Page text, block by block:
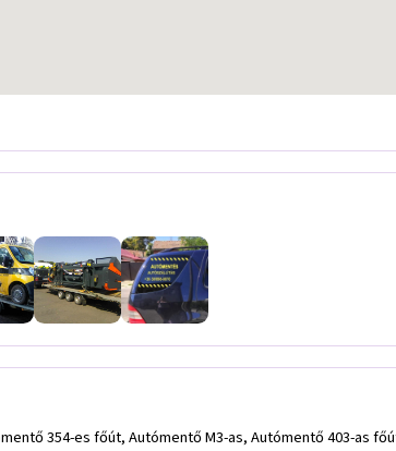
és tehergépkocsi mentése-szállítása, Szabolcs megyei lemerült személygépkocsi mentése, Szabolcs megyei személygépkocsi szállítása, Szabolcs megyei sérült személygépkocsi szállítása, Szabolcs megyei motor szállítása, Szabolcs megyei motor mentése, Szabolcs megyei autómentő, Szabolcs megyei autómentés non-stop, Szabolcs megyei autómentés 0-24 órában, Szabolcs megyei gépkocsi mentés, Szabolcs megyei építőipari kisgép szállítás, autómentés Szabolcs megyében expressz kiszállással, szabolcsi autómentés, szabolcsi személy- és tehergépkocsi mentése-szállítása, szabolcsi lemerült személygépkocsi mentése, szabolcsi személygépkocsi szállítása, szabolcsi sérült személygépkocsi szállítása, szabolcsi motor szállítása, szabolcsi motor mentése, szabolcsi autómentő, szabolcsi autómentés non-stop, szabolcsi autómentés 0-24 órában, szabolcsi gépkocsi mentés, szabolcsi építőipari kisgép szállítás, műszaki hibás autómentés Szabolcs vármegyében, balesetben sérült autómentés Szabolcs vármegyében, árokban vagy nehezen megközelíthető helyen levő autómentés Szabolcs vármegyében, sárban, homokban elragadt autómentés Szabolcs vármegyében, garázsban, udvarban nem induló jármű beindítása Szabolcs vármegyében, targonca mentés Szabolcs vármegyében, traktor mentés Szabolcs vármegyében, mezőgazdasági gép mentés Szabolcs vármegyében, krumpli kombájn mentés Szabolcs vármegyében, ekék mentése Szabolcs vármegyében, boronák mentése Szabolcs vármegyében, úthenger mentés Szabolcs vármegyében, beton pumpa mentés Szabolcs vármegyében, emelőgép mentés Szabolcs vármegyében, rakodó gép mentés Szabolcs vármegyében, építőipari gép mentés Szabolcs vármegyében, gépek szállítása 2,6 tonnáig Szabolcs vármegyében, műszaki hibás autómentés Újfehértó, balesetben sérült autómentés Újfehértó, árokban vagy nehezen megközelíthető helyen levő autómentés Újfehértó, sárban, homokban elragadt autómentés Újfehértó, garázsban, udvarban nem induló jármű beindítása Újfehértó, targonca mentés Újfehértó, traktor mentés Újfehértó, mezőgazdasági gép mentés Újfehértó, krumpli kombájn mentés Újfehértó, ekék mentése Újfehértó, boronák mentése Újfehértó, úthenger mentés Újfehértó, beton pumpa mentés Újfehértó, emelőgép mentés Újfehértó, rakodó gép mentés Újfehértó, építőipari gép mentés Újfehértó, gépek szállítása 2,6 tonnáig Újfehértó, gyorsszerviz Újfehértó, autómentés Újfehértó, személy- és tehergépkocsi mentése-szállítása Újfehértó, lemerült személygépkocsi mentése Újfehértó, személygépkocsi szállítása Újfehértó, sérült személygépkocsi szállítása Újfehértó, motor szállítása Újfehértó, motor mentése Újfehértó, autómentő Újfehértó, autómentés non-stop Újfehértó, autómentés 0-24 órában